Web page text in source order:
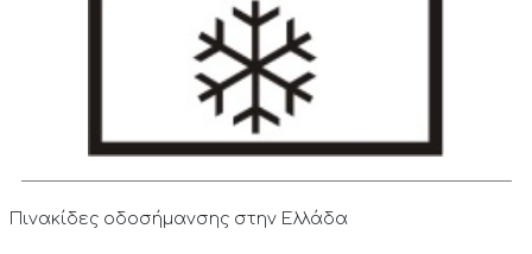
Πινακίδες οδοσήμανσης στην Ελλάδα